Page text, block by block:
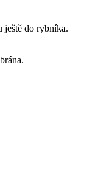
ještě do rybníka.